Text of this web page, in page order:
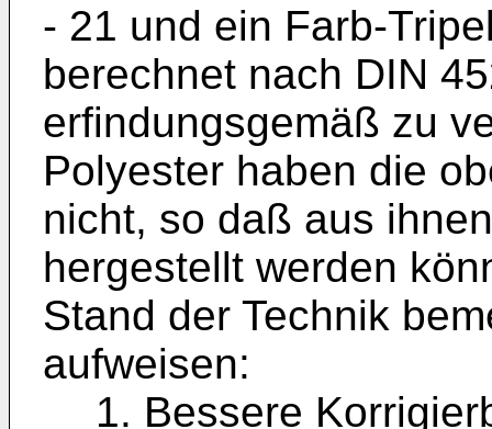
- 21 und ein Farb-
berechnet nach DIN
erfindungsgemäß zu
Polyester haben die
nicht, so daß aus
hergestellt werden
Stand der Technik
aufweisen:
1. Bessere